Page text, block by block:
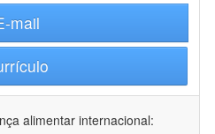
mail
alimentar internacional: